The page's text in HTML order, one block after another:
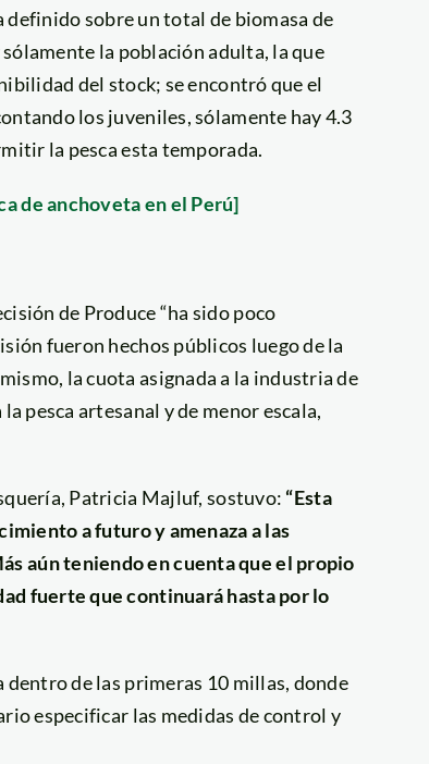
definido sobre un total de biomasa de
la población adulta, la que
del stock; se encontró que el
los juveniles, sólamente hay 4.3
la pesca esta temporada.
de anchoveta en el Perú]
de Produce “ha sido poco
fueron hechos públicos luego de la
la cuota asignada a la industria de
pesca artesanal y de menor escala,
Patricia Majluf, sostuvo: “Esta
a futuro y amenaza a las
aún teniendo en cuenta que el propio
fuerte que continuará hasta por lo
dentro de las primeras 10 millas, donde
especificar las medidas de control y